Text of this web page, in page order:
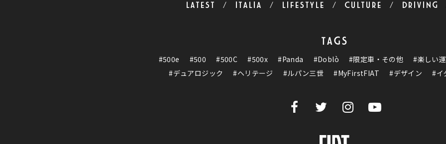
LATEST ITALIA LIFESTYLE CULTURE DRIVING
TAGS
#500e #500 #500C #500x #Panda #Doblò #限定車・その他 #楽しい
#デュアロジック
#ヘリテージ #ルパン三世 #MyFirstFIAT #デザイン #イ